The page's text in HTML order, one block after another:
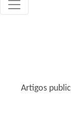
Artigos